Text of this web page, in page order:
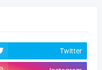
Twitter